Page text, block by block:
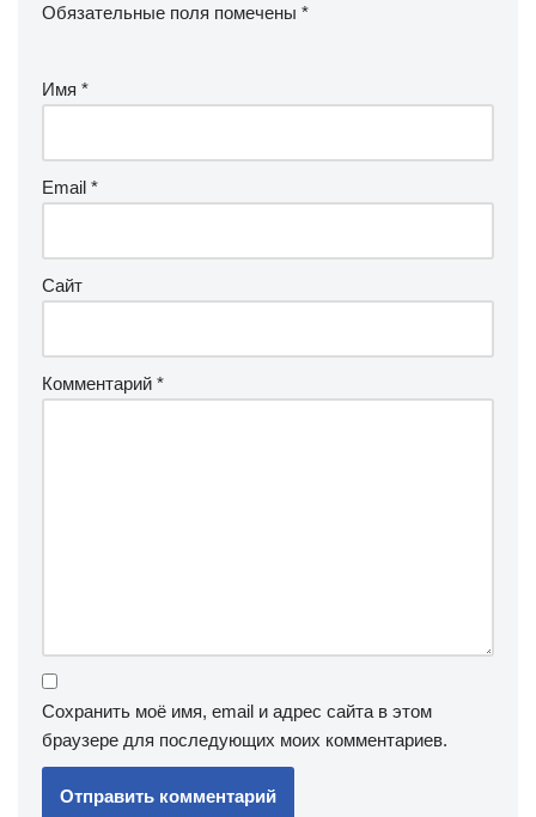
Обязательные поля помечены *
Имя *
Email *
Сайт
Комментарий *
Сохранить моё имя, email и адрес сайта в этом
браузере для последующих моих комментариев.